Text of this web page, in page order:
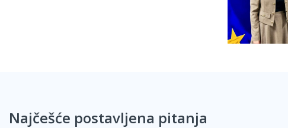
Najčešće postavljena pitanja